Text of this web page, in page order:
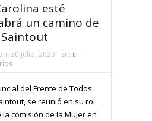
esté
un camino de
Saintout
30 julio, 2020 En: El
del Frente de Todos
se reunió en su rol
comisión de la Mujer en